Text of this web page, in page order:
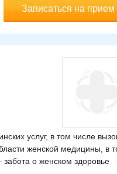
Записаться на прием
услуг, в том числе
женской медицины, в
о женском здоровье